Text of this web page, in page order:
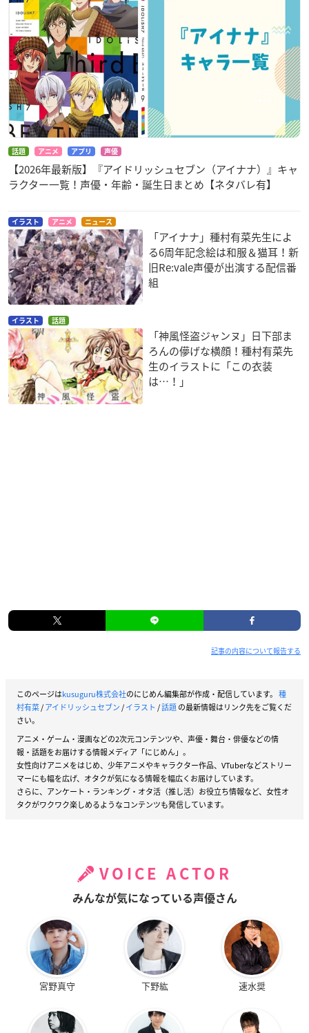
話題 アニメ アプリ 声優
【2026年最新版】『アイドリッシュセブン（アイナナ）』キャ
ラクター一覧！声優・年齢・誕生日まとめ【ネタバレ有】
イラスト アニメ ニュース
「アイナナ」種村有菜先生によ
る6周年記念絵は和服＆猫耳！新
旧Re:vale声優が出演する配信番
組
イラスト 話題
「神風怪盗ジャンヌ」日下部ま
ろんの儚げな横顔！種村有菜先
生のイラストに「この衣装
は…！」
記事の内容について報告する
このページはkusuguru株式会社のにじめん編集部が作成・配信しています。 種
村有菜/アイドリッシュセブン/イラスト /話題の最新情報はリンク先をご覧くだ
さい。
アニメ・ゲーム・漫画などの2次元コンテンツや、声優・舞台・俳優などの情
報・話題をお届けする情報メディア「にじめん」。
女性向けアニメをはじめ、少年アニメやキャラクター作品、VTuberなどストリー
マーにも幅を広げ、オタクが気になる情報を幅広くお届けしています。
さらに、アンケート・ランキング・オタ活（推し活）お役立ち情報など、女性オ
タクがワクワク楽しめるようなコンテンツも発信しています。
VOICE ACTOR
みんなが気になっている声優さん
宮野真守 下野紘 速水奨